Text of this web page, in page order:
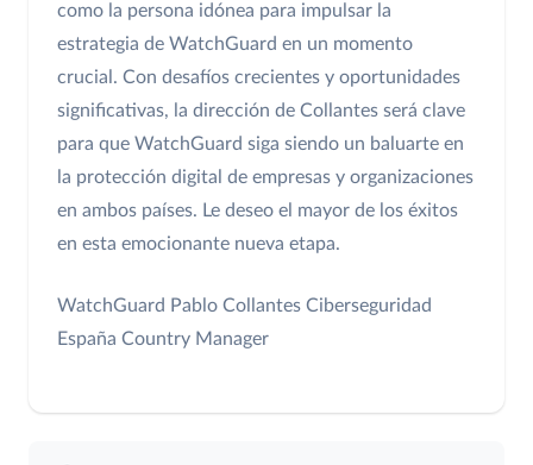
como la persona idónea para impulsar la
estrategia de WatchGuard en un momento
crucial. Con desafíos crecientes y oportunidades
significativas, la dirección de Collantes será clave
para que WatchGuard siga siendo un baluarte en
la protección digital de empresas y organizaciones
en ambos países. Le deseo el mayor de los éxitos
en esta emocionante nueva etapa.
WatchGuard Pablo Collantes Ciberseguridad
España Country Manager